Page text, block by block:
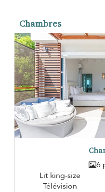
Chambres
6
Lit king-size
Télévision